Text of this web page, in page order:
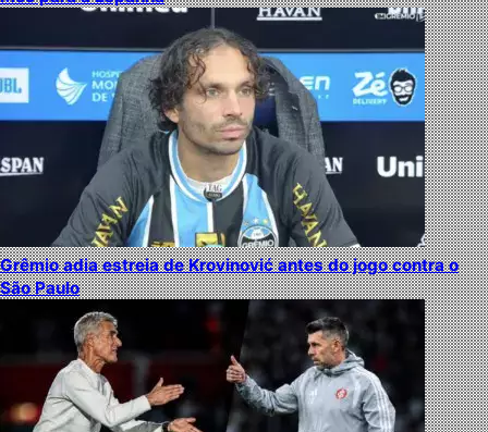
Grêmio adia estreia de Krovinović antes do jogo contra o
São Paulo